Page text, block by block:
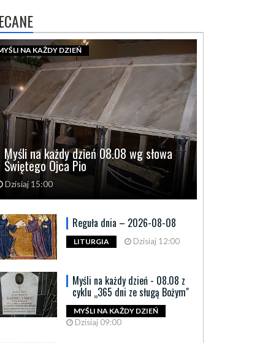
Myśli na każdy dzień 08.08 wg słowa
Świętego Ojca Pio
Dzisiaj 15:00
NA KAŻDY DZIEŃ
Reguła dnia – 2026-08-08
LITURGIA Dzisiaj 12:00
Myśli na każdy dzień - 08.08 z
cyklu „365 dni ze sługą Bożym"
MYŚLI NA KAŻDY DZIEŃ
Dzisiaj 09:00